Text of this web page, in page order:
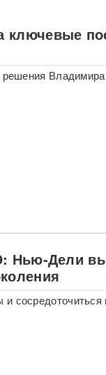
ключевые
решения
Нью-Дели
сосредоточиться